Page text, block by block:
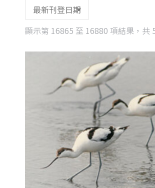
顯示第 16865 至 16880 項結果，共